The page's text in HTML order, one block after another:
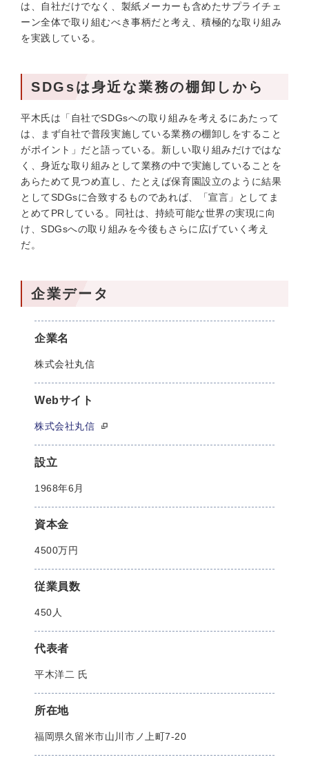
は、自社だけでなく、製紙メーカーも含めたサプライチェ
ーン全体で取り組むべき事柄だと考え、積極的な取り組み
を実践している。
SDGsは身近な業務の棚卸しから
平木氏は「自社でSDGsへの取り組みを考えるにあたって
は、まず自社で普段実施している業務の棚卸しをすること
がポイント」だと語っている。新しい取り組みだけではな
く、身近な取り組みとして業務の中で実施していることを
あらためて見つめ直し、たとえば保育園設立のように結果
としてSDGsに合致するものであれば、「宣言」としてま
とめてPRしている。同社は、持続可能な世界の実現に向
け、SDGsへの取り組みを今後もさらに広げていく考え
だ。
企業データ
企業名
株式会社丸信
Webサイト
株式会社丸信
設立
1968年6月
資本金
4500万円
従業員数
450人
代表者
平木洋二 氏
所在地
福岡県久留米市山川市ノ上町7-20